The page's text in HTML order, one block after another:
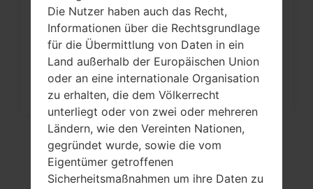
Lucid, G2, L60 und...
Die Nutzer haben auch das Recht,
Informationen über die Rechtsgrundlage
für die Übermittlung von Daten in ein
Land außerhalb der Europäischen Union
oder an eine internationale Organisation
zu erhalten, die dem Völkerrecht
unterliegt oder von zwei oder mehreren
Ländern, wie den Vereinten Nationen,
gegründet wurde, sowie die vom
Eigentümer getroffenen
Sicherheitsmaßnahmen um ihre Daten zu